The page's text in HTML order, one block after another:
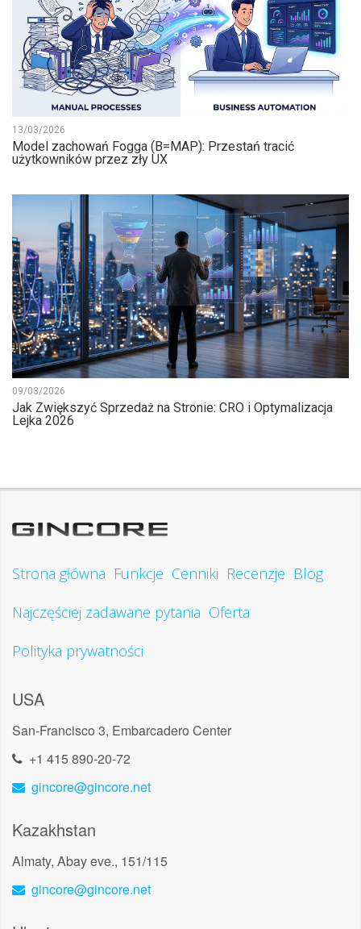
13/03/2026
Model zachowań Fogga (B=MAP): Przestań tracić
użytkowników przez zły UX
09/03/2026
Jak Zwiększyć Sprzedaż na Stronie: CRO i Optymalizacja
Lejka 2026
Strona główna Funkcje Cenniki Recenzje Blog
Najczęściej zadawane pytania Oferta
Polityka prywatności
USA
San-Francisco 3, Embarcadero Center
+1 415 890-20-72
gincore@gincore.net
Kazakhstan
Almaty, Abay eve., 151/115
gincore@gincore.net